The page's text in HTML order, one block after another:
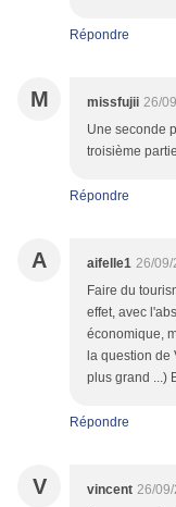
Répondre
M missfujii 26/
Une seconde
troisième partie
Répondre
A aifelle1 26/09/
Faire du
effet, avec
économique,
la question de
plus grand ...)
Répondre
V vincent 26/